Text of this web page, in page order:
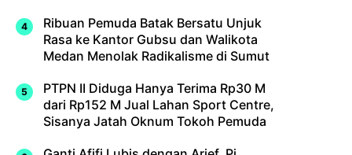
Ribuan Pemuda Batak Bersatu Unjuk
Rasa ke Kantor Gubsu dan Walikota
Medan Menolak Radikalisme di Sumut
PTPN II Diduga Hanya Terima Rp30 M
dari Rp152 M Jual Lahan Sport Centre,
Sisanya Jatah Oknum Tokoh Pemuda